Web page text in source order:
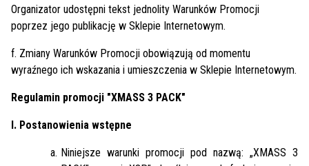
Organizator udostępni tekst jednolity Warunków Promocji
poprzez jego publikację w Sklepie Internetowym.
f. Zmiany Warunków Promocji obowiązują od momentu
wyraźnego ich wskazania i umieszczenia w Sklepie Internetowym.
Regulamin promocji "XMASS 3 PACK"
I. Postanowienia wstępne
Niniejsze warunki promocji pod nazwą: „XMASS 3